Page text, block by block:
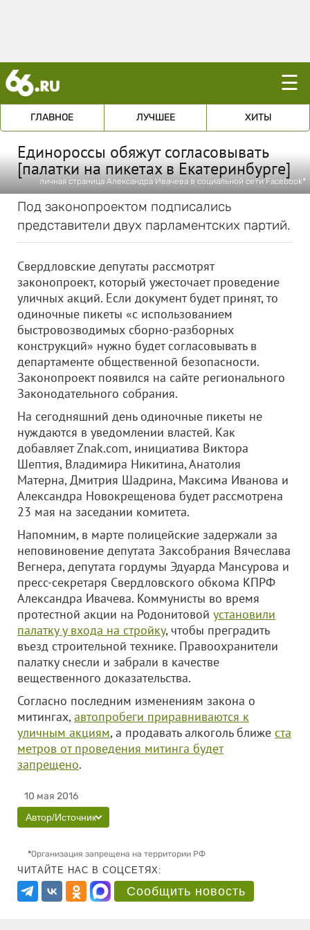
☰
ГЛАВНОЕ ЛУЧШЕЕ ХИТЫ
Единороссы обяжут согласовывать
[палатки на пикетах в Екатеринбурге]
личная страница Александра Ивачева в социальной сети Facebook*
Под законопроектом подписались
представители двух парламентских партий.
Свердловские депутаты рассмотрят
законопроект, который ужесточает проведение
уличных акций. Если документ будет принят, то
одиночные пикеты «с использованием
быстровозводимых сборно-разборных
конструкций» нужно будет согласовывать в
департаменте общественной безопасности.
Законопроект появился на сайте регионального
Законодательного собрания.
На сегодняшний день одиночные пикеты не
нуждаются в уведомлении властей. Как
добавляет Znak.com, инициатива Виктора
Шептия, Владимира Никитина, Анатолия
Матерна, Дмитрия Шадрина, Максима Иванова и
Александра Новокрещенова будет рассмотрена
23 мая на заседании комитета.
Напомним, в марте полицейские задержали за
неповиновение депутата Заксобрания Вячеслава
Вегнера, депутата гордумы Эдуарда Мансурова и
пресс-секретаря Свердловского обкома КПРФ
Александра Ивачева. Коммунисты во время
протестной акции на Родонитовой установили
палатку у входа на стройку, чтобы преградить
въезд строительной технике. Правоохранители
палатку снесли и забрали в качестве
вещественного доказательства.
Согласно последним изменениям закона о
митингах,автопробеги приравниваются к
уличным акциям, а продавать алкоголь ближе ста
метров от проведения митинга будет
запрещено.
10 мая 2016
Автор/Источник
*Организация запрещена на территории РФ
ЧИТАЙТЕ НАС В СОЦСЕТЯХ:
Сообщить новость